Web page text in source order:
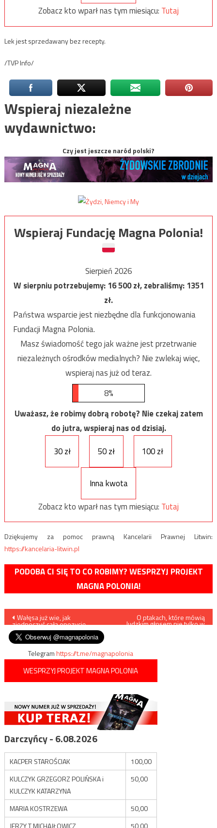
Zobacz kto wparł nas tym miesiącu: Tutaj
Lek jest sprzedawany bez recepty.
/TVP Info/
Wspieraj niezależne
wydawnictwo:
Czy jest jeszcze naród polski?
Wspieraj Fundację Magna Polonia!
Sierpień 2026
W sierpniu potrzebujemy:16 500zł, zebraliśmy:1351
zł.
Państwa wsparcie jest niezbędne dla funkcjonowania
Fundacji Magna Polonia.
Masz świadomość tego jak ważne jest przetrwanie
niezależnych ośrodków medialnych? Nie zwlekaj więc,
wspieraj nas już od teraz.
8%
Uważasz, że robimy dobrą robotę? Nie czekaj zatem
do jutra, wspieraj nas od dzisiaj.
30 zł
50 zł 100 zł
Inna kwota
Zobacz kto wparł nas tym miesiącu: Tutaj
Dziękujemy za pomoc prawną Kancelarii Prawnej Litwin:
https://kancelaria-litwin.pl
PODOBA CI SIĘ TO CO ROBIMY? WESPRZYJ PROJEKT
MAGNA POLONIA!
Nawigacja
wpisu
Wałęsa już wie, jak
zjednoczyć całą opozycję
O ptakach, które mówią
ludzkim głosem nie tylko w
Telegramhttps://t.me/magnapolonia
WESPRZYJ PROJEKT MAGNA POLONIA
Darczyńcy - 6.08.2026
KACPER STAROŚCIAK
100,00
KULCZYK GRZEGORZ POLIŃSKA i
KULCZYK KATARZYNA
50,00
MARIA KOSTRZEWA
50,00
JERZY T MICHAJŁOWICZ
50,00